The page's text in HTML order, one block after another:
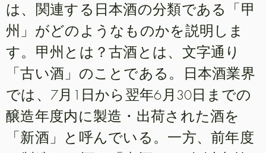
は、関連する日本酒の分類である「甲
州」がどのようなものかを説明しま
す。甲州とは？古酒とは、文字通り
「古い酒」のことである。日本酒業界
では、7月1日から翌年6月30日までの
醸造年度内に製造・出荷された酒を
「新酒」と呼んでいる。一方、前年度